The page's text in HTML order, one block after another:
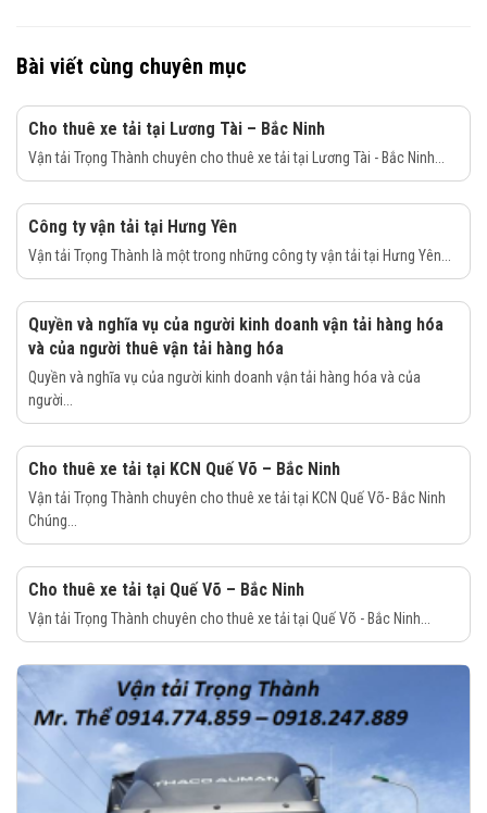
Bài viết cùng chuyên mục
Cho thuê xe tải tại Lương Tài – Bắc Ninh
Vận tải Trọng Thành chuyên cho thuê xe tải tại Lương Tài - Bắc Ninh...
Công ty vận tải tại Hưng Yên
Vận tải Trọng Thành là một trong những công ty vận tải tại Hưng Yên...
Quyền và nghĩa vụ của người kinh doanh vận tải hàng hóa
và của người thuê vận tải hàng hóa
Quyền và nghĩa vụ của người kinh doanh vận tải hàng hóa và của
người...
Cho thuê xe tải tại KCN Quế Võ – Bắc Ninh
Vận tải Trọng Thành chuyên cho thuê xe tải tại KCN Quế Võ- Bắc Ninh
Chúng...
Cho thuê xe tải tại Quế Võ – Bắc Ninh
Vận tải Trọng Thành chuyên cho thuê xe tải tại Quế Võ - Bắc Ninh...